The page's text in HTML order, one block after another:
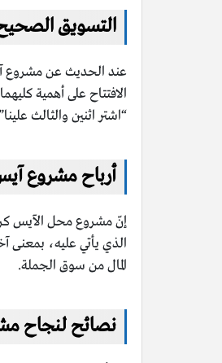
التسويق
عند الحديث عن مشروع
الافتتاح على أهمية
“اشتر اثنين والثالث
أرباح مشروع
إنّ مشروع محل الآيس
المال من سوق الجملة.
نصائح لنجاح